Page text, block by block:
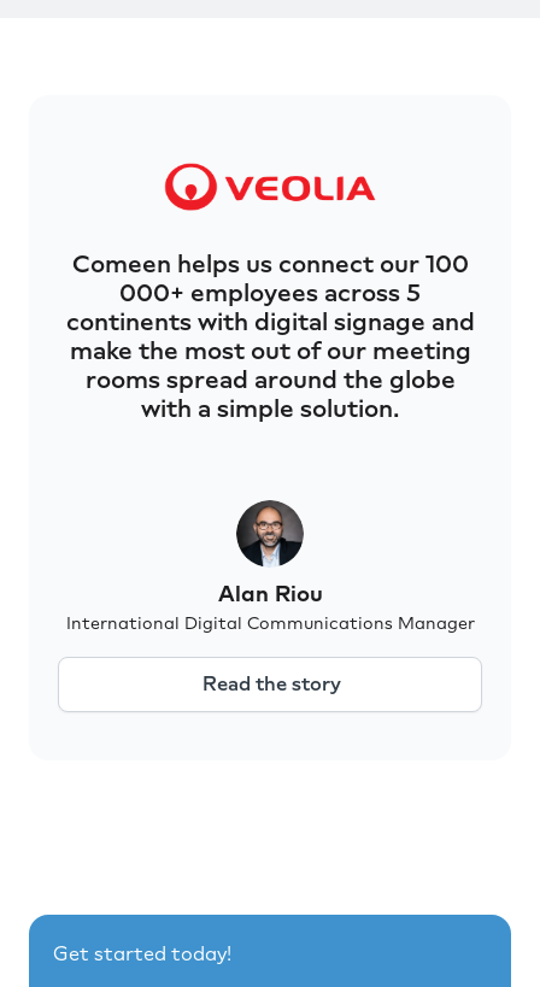
Comeen helps us connect our 100
000+ employees across 5
continents with digital signage and
make the most out of our meeting
rooms spread around the globe
with a simple solution.
Alan Riou
International Digital Communications Manager
Read the story
Get started today!